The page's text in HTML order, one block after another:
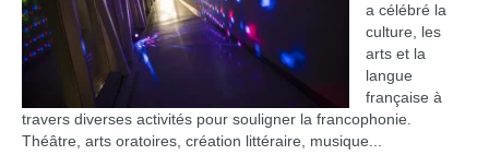
a célébré la
culture, les
arts et la
langue
française à
travers diverses activités pour souligner la francophonie.
Théâtre, arts oratoires, création littéraire, musique...